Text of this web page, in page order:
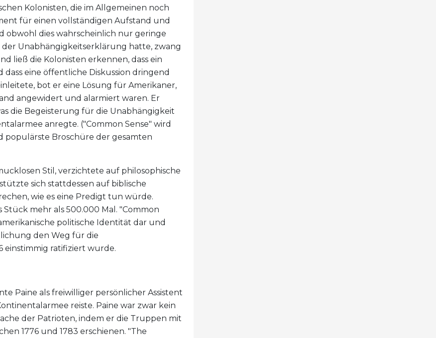
Kolonisten, die im Allgemeinen noch
für einen vollständigen Aufstand und
obwohl dies wahrscheinlich nur geringe
Unabhängigkeitserklärung hatte, zwang
ließ die Kolonisten erkennen, dass ein
eine öffentliche Diskussion dringend
bot er eine Lösung für Amerikaner,
angewidert und alarmiert waren. Er
die Begeisterung für die Unabhängigkeit
anregte. ("Common Sense" wird
populärste Broschüre der gesamten
Stil, verzichtete auf philosophische
sich stattdessen auf biblische
wie es eine Predigt tun würde.
mehr als 500.000 Mal. "Common
politische Identität dar und
den Weg für die
einstimmig ratifiziert wurde.
Paine als freiwilliger persönlicher Assistent
reiste. Paine war zwar kein
der Patrioten, indem er die Truppen mit
1776 und 1783 erschienen. "The